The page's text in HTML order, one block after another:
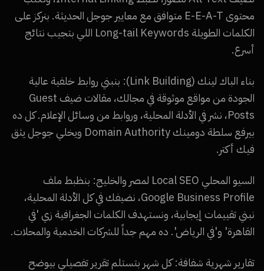
محتوى E-E-A-T متوافق مع معايير جوجل الحديثة. بنركز على
الكلمات الطويلة Long-tail Keywords اللي بتجيب نتائج
أسرع.
بناء الباك لينك (Link Building): بنبني روابط خلفية عالية
الجودة من مواقع موثوقة في مجالك، مقالات ضيف Guest
Posts، نشر في الأدلة المحلية، وروابط من وسائل الإعلام. كل ده
بيرفع سلطة دومينك Domain Authority ويخلي جوجل يثق
فيك أكتر.
السيو المحلي Local SEO لمصر والخليج: بنظبط ملف
Google Business Profile، نضيفك في كل الأدلة المحلية،
نبني تقييمات إيجابية، ونستهدف الكلمات الجغرافية زي 'في
القاهرة' و'في الرياض'. ده مهم جداً للشركات الخدمية والمحلات.
تقارير شهرية شفافة: كل شهر بتستلم تقرير تفصيلي بيوضح